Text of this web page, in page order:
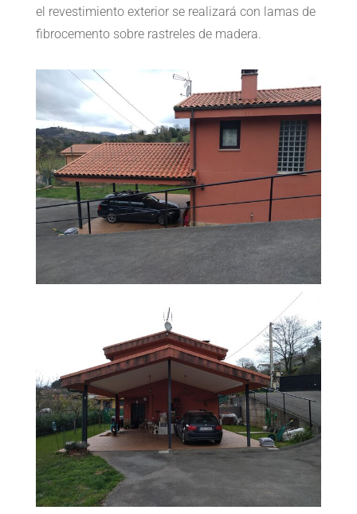
el revestimiento exterior se realizará con lamas de
fibrocemento sobre rastreles de madera.